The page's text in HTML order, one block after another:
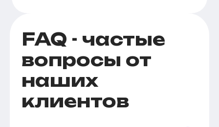
FAQ - частые
вопросы от
наших
клиентов